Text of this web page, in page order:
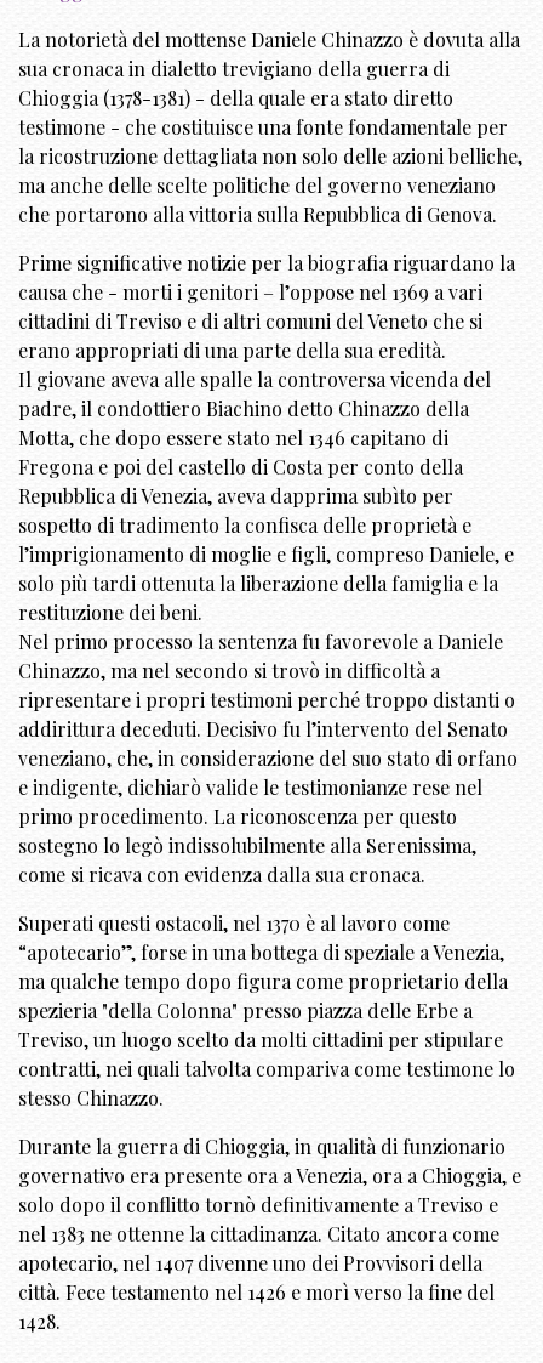
La notorietà del mottense Daniele Chinazzo è dovuta alla
sua cronaca in dialetto trevigiano della guerra di
Chioggia (1378-1381) - della quale era stato diretto
testimone - che costituisce una fonte fondamentale per
la ricostruzione dettagliata non solo delle azioni belliche,
ma anche delle scelte politiche del governo veneziano
che portarono alla vittoria sulla Repubblica di Genova.
Prime significative notizie per la biografia riguardano la
causa che - morti i genitori – l’oppose nel 1369 a vari
cittadini di Treviso e di altri comuni del Veneto che si
erano appropriati di una parte della sua eredità.
Il giovane aveva alle spalle la controversa vicenda del
padre, il condottiero Biachino detto Chinazzo della
Motta, che dopo essere stato nel 1346 capitano di
Fregona e poi del castello di Costa per conto della
Repubblica di Venezia, aveva dapprima subìto per
sospetto di tradimento la confisca delle proprietà e
l’imprigionamento di moglie e figli, compreso Daniele, e
solo più tardi ottenuta la liberazione della famiglia e la
restituzione dei beni.
Nel primo processo la sentenza fu favorevole a Daniele
Chinazzo, ma nel secondo si trovò in difficoltà a
ripresentare i propri testimoni perché troppo distanti o
addirittura deceduti. Decisivo fu l’intervento del Senato
veneziano, che, in considerazione del suo stato di orfano
e indigente, dichiarò valide le testimonianze rese nel
primo procedimento. La riconoscenza per questo
sostegno lo legò indissolubilmente alla Serenissima,
come si ricava con evidenza dalla sua cronaca.
Superati questi ostacoli, nel 1370 è al lavoro come
“apotecario”, forse in una bottega di speziale a Venezia,
ma qualche tempo dopo figura come proprietario della
spezieria "della Colonna" presso piazza delle Erbe a
Treviso, un luogo scelto da molti cittadini per stipulare
contratti, nei quali talvolta compariva come testimone lo
stesso Chinazzo.
Durante la guerra di Chioggia, in qualità di funzionario
governativo era presente ora a Venezia, ora a Chioggia, e
solo dopo il conflitto tornò definitivamente a Treviso e
nel 1383 ne ottenne la cittadinanza. Citato ancora come
apotecario, nel 1407 divenne uno dei Provvisori della
città. Fece testamento nel 1426 e morì verso la fine del
1428.